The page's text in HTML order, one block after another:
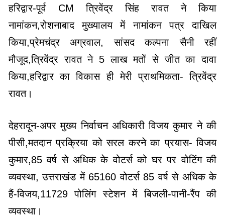
हरिद्वार-पूर्व CM त्रिवेंद्र सिंह रावत ने किया
नामांकन,रोशनाबाद मुख्यालय में नामांकन पत्र दाखिल
किया,प्रेमचंद्र अग्रवाल, सांसद कल्पना सैनी रहीं
मौजूद,त्रिवेंद्र रावत ने 5 लाख मतों से जीत का दावा
किया,हरिद्वार का विकास ही मेरी प्राथमिकता- त्रिवेंद्र
रावत।
देहरादून-अपर मुख्य निर्वाचन अधिकारी विजय कुमार ने की
पीसी,मतदान प्रक्रिया को सरल करने का प्रयास- विजय
कुमार,85 वर्ष से अधिक के वोटर्स को घर पर वोटिंग की
व्यवस्था, उत्तराखंड में 65160 वोटर्स 85 वर्ष से अधिक के
हैं-विजय,11729 पोलिंग स्टेशन में बिजली-पानी-रैंप की
व्यवस्था।